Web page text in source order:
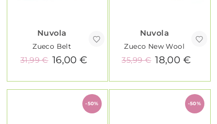
Nuvola
Zueco Belt
16,00 €
31,99 €
Nuvola
Zueco New Wool
18,00 €
35,99 €
-50% -50%